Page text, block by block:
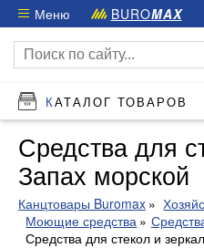
Меню BUROMAX
КАТАЛОГ ТОВАРОВ
Средства для
Запах морской
Канцтовары Buromax
Моющие средства
Средства для стекол и